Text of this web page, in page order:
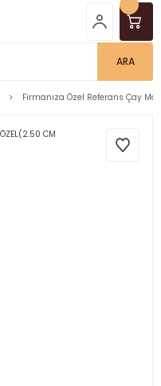
ARA
Firmanıza Özel Referans Çay